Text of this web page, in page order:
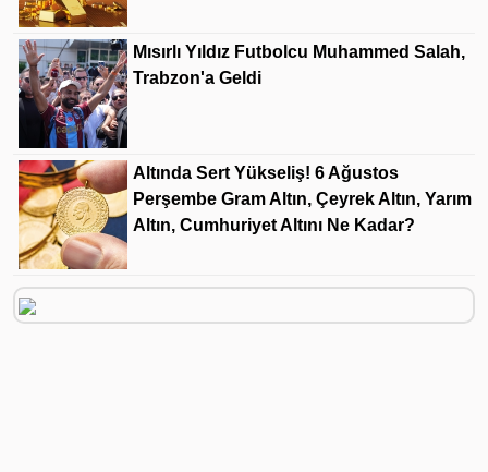
Mısırlı Yıldız Futbolcu Muhammed Salah,
Trabzon'a Geldi
Altında Sert Yükseliş! 6 Ağustos
Perşembe Gram Altın, Çeyrek Altın, Yarım
Altın, Cumhuriyet Altını Ne Kadar?